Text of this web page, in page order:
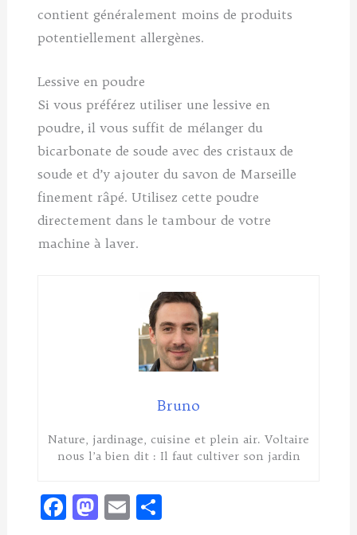
contient généralement moins de produits
potentiellement allergènes.
Lessive en poudre
Si vous préférez utiliser une lessive en
poudre, il vous suffit de mélanger du
bicarbonate de soude avec des cristaux de
soude et d’y ajouter du savon de Marseille
finement râpé. Utilisez cette poudre
directement dans le tambour de votre
machine à laver.
Bruno
Nature, jardinage, cuisine et plein air. Voltaire
nous l’a bien dit : Il faut cultiver son jardin
F
M E